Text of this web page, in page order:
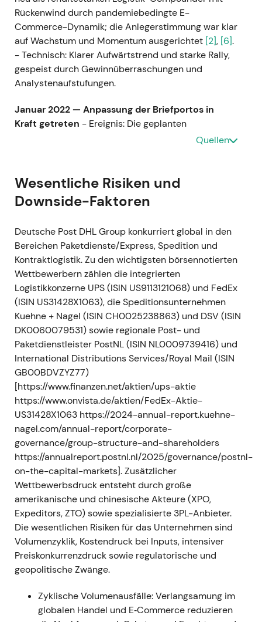
Rückenwind durch pandemiebedingte E-
Commerce-Dynamik; die Anlegerstimmung war klar
auf Wachstum und Momentum ausgerichtet [2], [6].
- Technisch: Klarer Aufwärtstrend und starke Rally,
gespeist durch Gewinnüberraschungen und
Analystenaufstufungen.
Januar 2022 — Anpassung der Briefportos in
Kraft getreten - Ereignis: Die geplanten
Portoerhöhungen traten zum 1. Januar 2022 in Kraft
Einordnung: Als moderater, regulierter
Umsatzschub für Post & Parcel Germany bewertet
– ein kleines strukturelles Gegengewicht zum
die Aktie konsolidierte nahe der jüngsten Hochs.
Februar–März 2022 — Russland/Ukraine-Krieg:
Serviceaussetzungen und Betriebsschließungen
- Ereignis: DHL suspendierte eingehende
Sendungen nach Russland und Belarus und schloss
Standorte in der Ukraine (Sicherheitslage und
Luftraumsperrungen); das Management kündigte
später den Rückzug aus dem russischen
Inlandstransport zum 1. September 2022 an[11] ,[12],
[23],[14]. - Einordnung: Anleger sahen dies als
notwendige Compliance-Maßnahme mit
begrenzter langfristiger EBIT-Wirkung, aber
kurzfristiger operativer Störung und erhöhter
Volatilität in den globalen Lieferketten. - Technisch:
Erhöhte Volatilität und kurzfristige Kursrückgänge;
sektorweite Risikoaversion.
2022 (Gesamtjahr) — Neues EBIT-Rekord trotz
makro- und geopolitischem Gegenwind-
Ereignis: Die Gruppe meldete erneut einen Rekord-
Betriebsgewinn für 2022 (EBIT nochmals über
Vorjahr), getragen von starker Performance in den
international ausgerichteten DHL-Divisionen – trotz
einer gewissen Abschwächung im vierten Quartal
Widerstandsfähigkeit und Preissetzungsmacht im
Fracht- und Expressgeschäft an, begann aber die
Quellen
Wesentliche Risiken und
Downside-Faktoren
Deutsche Post DHL Group konkurriert global in den
Bereichen Paketdienste/Express, Spedition und
Kontraktlogistik. Zu den wichtigsten börsennotierten
Wettbewerbern zählen die integrierten
Logistikkonzerne UPS (ISIN US9113121068) und FedEx
(ISIN US31428X1063), die Speditionsunternehmen
Kuehne + Nagel (ISIN CH0025238863) und DSV (ISIN
DK0060079531) sowie regionale Post- und
Paketdienstleister PostNL (ISIN NL0009739416) und
International Distributions Services/Royal Mail (ISIN
GB00BDVZYZ77)
[https://www.finanzen.net/aktien/ups-aktie
https://www.onvista.de/aktien/FedEx-Aktie-
US31428X1063 https://2024-annual-report.kuehne-
nagel.com/annual-report/corporate-
governance/group-structure-and-shareholders
https://annualreport.postnl.nl/2025/governance/postnl-
on-the-capital-markets]. Zusätzlicher
Wettbewerbsdruck entsteht durch große
amerikanische und chinesische Akteure (XPO,
Expeditors, ZTO) sowie spezialisierte 3PL-Anbieter.
Die wesentlichen Risiken für das Unternehmen sind
Volumenzyklik, Kostendruck bei Inputs, intensiver
Preiskonkurrenzdruck sowie regulatorische und
geopolitische Zwänge.
Zyklische Volumenausfälle: Verlangsamung im
globalen Handel und E‑Commerce reduzieren